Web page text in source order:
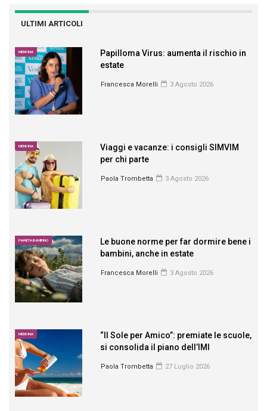
ULTIMI ARTICOLI
MEDICINA
Papilloma Virus: aumenta il rischio in
estate
Francesca Morelli 3 Agosto 2026
MEDICINA
Viaggi e vacanze: i consigli SIMVIM
per chi parte
Paola Trombetta 3 Agosto 2026
PIANETA BAMBINO
Le buone norme per far dormire bene i
bambini, anche in estate
Francesca Morelli 3 Agosto 2026
MEDICINA
“Il Sole per Amico”: premiate le scuole,
si consolida il piano dell’IMI
Paola Trombetta 27 Luglio 2026